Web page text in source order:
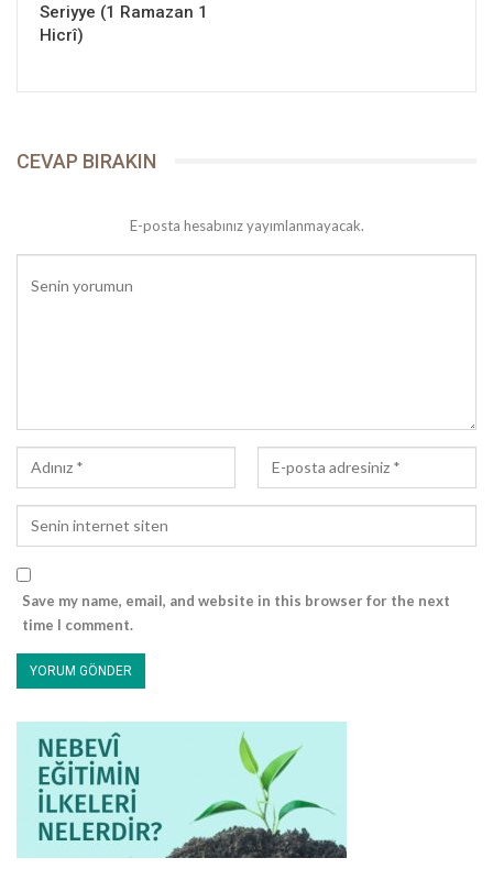
Seriyye (1 Ramazan 1
Hicrî)
CEVAP BIRAKIN
E-posta hesabınız yayımlanmayacak.
Save my name, email, and website in this browser for the next
time I comment.